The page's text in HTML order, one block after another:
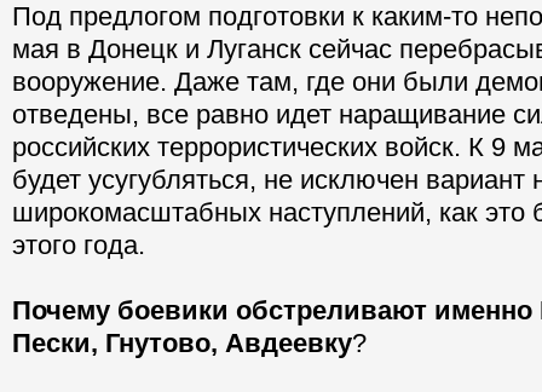
Под предлогом подготовки к каким-то
мая в Донецк и Луганск сейчас
вооружение. Даже там, где они были
отведены, все равно идет наращивание
российских террористических войск. К 9
будет усугубляться, не исключен вариант
широкомасштабных наступлений, как это
этого года.
Почему боевики обстреливают
Пески, Гнутово, Авдеевку?